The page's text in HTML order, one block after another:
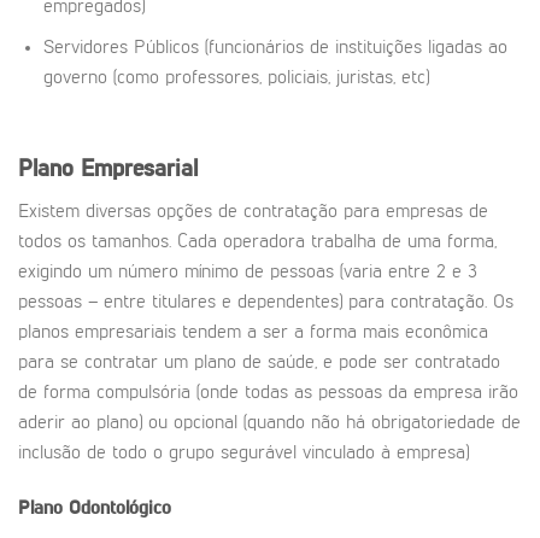
empregados)
Servidores Públicos (funcionários de instituições ligadas ao
governo (como professores, policiais, juristas, etc)
Plano Empresarial
Existem diversas opções de contratação para empresas de
todos os tamanhos. Cada operadora trabalha de uma forma,
exigindo um número mínimo de pessoas (varia entre 2 e 3
pessoas – entre titulares e dependentes) para contratação. Os
planos empresariais tendem a ser a forma mais econômica
para se contratar um plano de saúde, e pode ser contratado
de forma compulsória (onde todas as pessoas da empresa irão
aderir ao plano) ou opcional (quando não há obrigatoriedade de
inclusão de todo o grupo segurável vinculado à empresa)
Plano Odontológico